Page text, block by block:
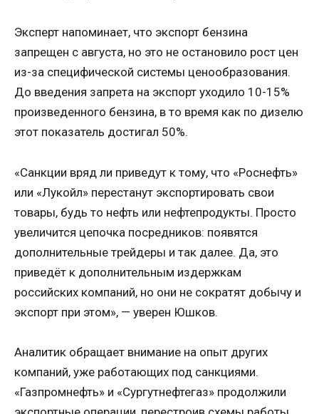
Эксперт напоминает, что экспорт бензина
запрещен с августа, но это не остановило рост цен
из-за специфической системы ценообразования.
До введения запрета на экспорт уходило 10-15%
произведенного бензина, в то время как по дизелю
этот показатель достигал 50%.
«Санкции вряд ли приведут к тому, что «Роснефть»
или «Лукойл» перестанут экспортировать свои
товары, будь то нефть или нефтепродукты. Просто
увеличится цепочка посредников: появятся
дополнительные трейдеры и так далее. Да, это
приведёт к дополнительным издержкам
российских компаний, но они не сократят добычу и
экспорт при этом», — уверен Юшков.
Аналитик обращает внимание на опыт других
компаний, уже работающих под санкциями.
«Газпромнефть» и «Сургутнефтегаз» продолжили